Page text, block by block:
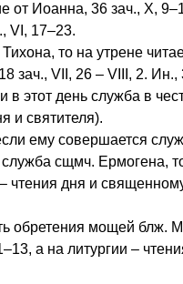
от Иоанна, 36 зач., X,
VI, 17–23.
то на утрене
зач., VII, 26 – VIII, 2. Ин.,
в этот день служба в
и святителя).
ему совершается
сщмч. Ермогена,
чтения дня и
обретения мощей блж.
а на литургии –